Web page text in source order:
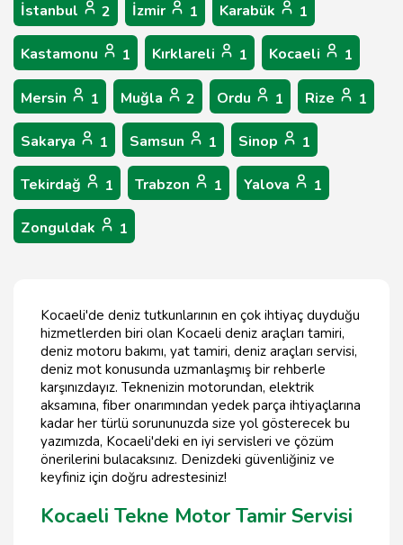
İstanbul 2 İzmir 1 Karabük 1
Kastamonu 1 Kırklareli 1 Kocaeli 1
Mersin 1 Muğla 2 Ordu 1 Rize 1
Sakarya 1 Samsun 1 Sinop 1
Tekirdağ 1 Trabzon 1 Yalova 1
Zonguldak 1
Kocaeli'de deniz tutkunlarının en çok ihtiyaç duyduğu
hizmetlerden biri olan Kocaeli deniz araçları tamiri,
deniz motoru bakımı, yat tamiri, deniz araçları servisi,
deniz mot konusunda uzmanlaşmış bir rehberle
karşınızdayız. Teknenizin motorundan, elektrik
aksamına, fiber onarımından yedek parça ihtiyaçlarına
kadar her türlü sorununuzda size yol gösterecek bu
yazımızda, Kocaeli'deki en iyi servisleri ve çözüm
önerilerini bulacaksınız. Denizdeki güvenliğiniz ve
keyfiniz için doğru adrestesiniz!
Kocaeli Tekne Motor Tamir Servisi